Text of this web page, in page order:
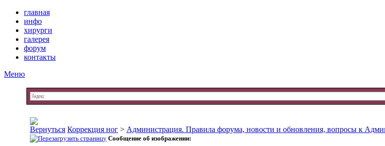
главная
инфо
хирурги
галерея
форум
контакты
Меню
Коррекция ног > Администрация. Правила форума, новости и обновления, вопросы к
Сообщение об изображении: